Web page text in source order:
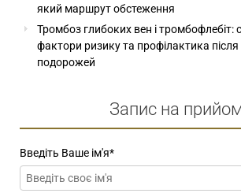
який маршрут обстеження
Тромбоз глибоких вен і тромбофлебіт:
фактори ризику та профілактика після
подорожей
Запис на
Введіть Ваше ім'я*